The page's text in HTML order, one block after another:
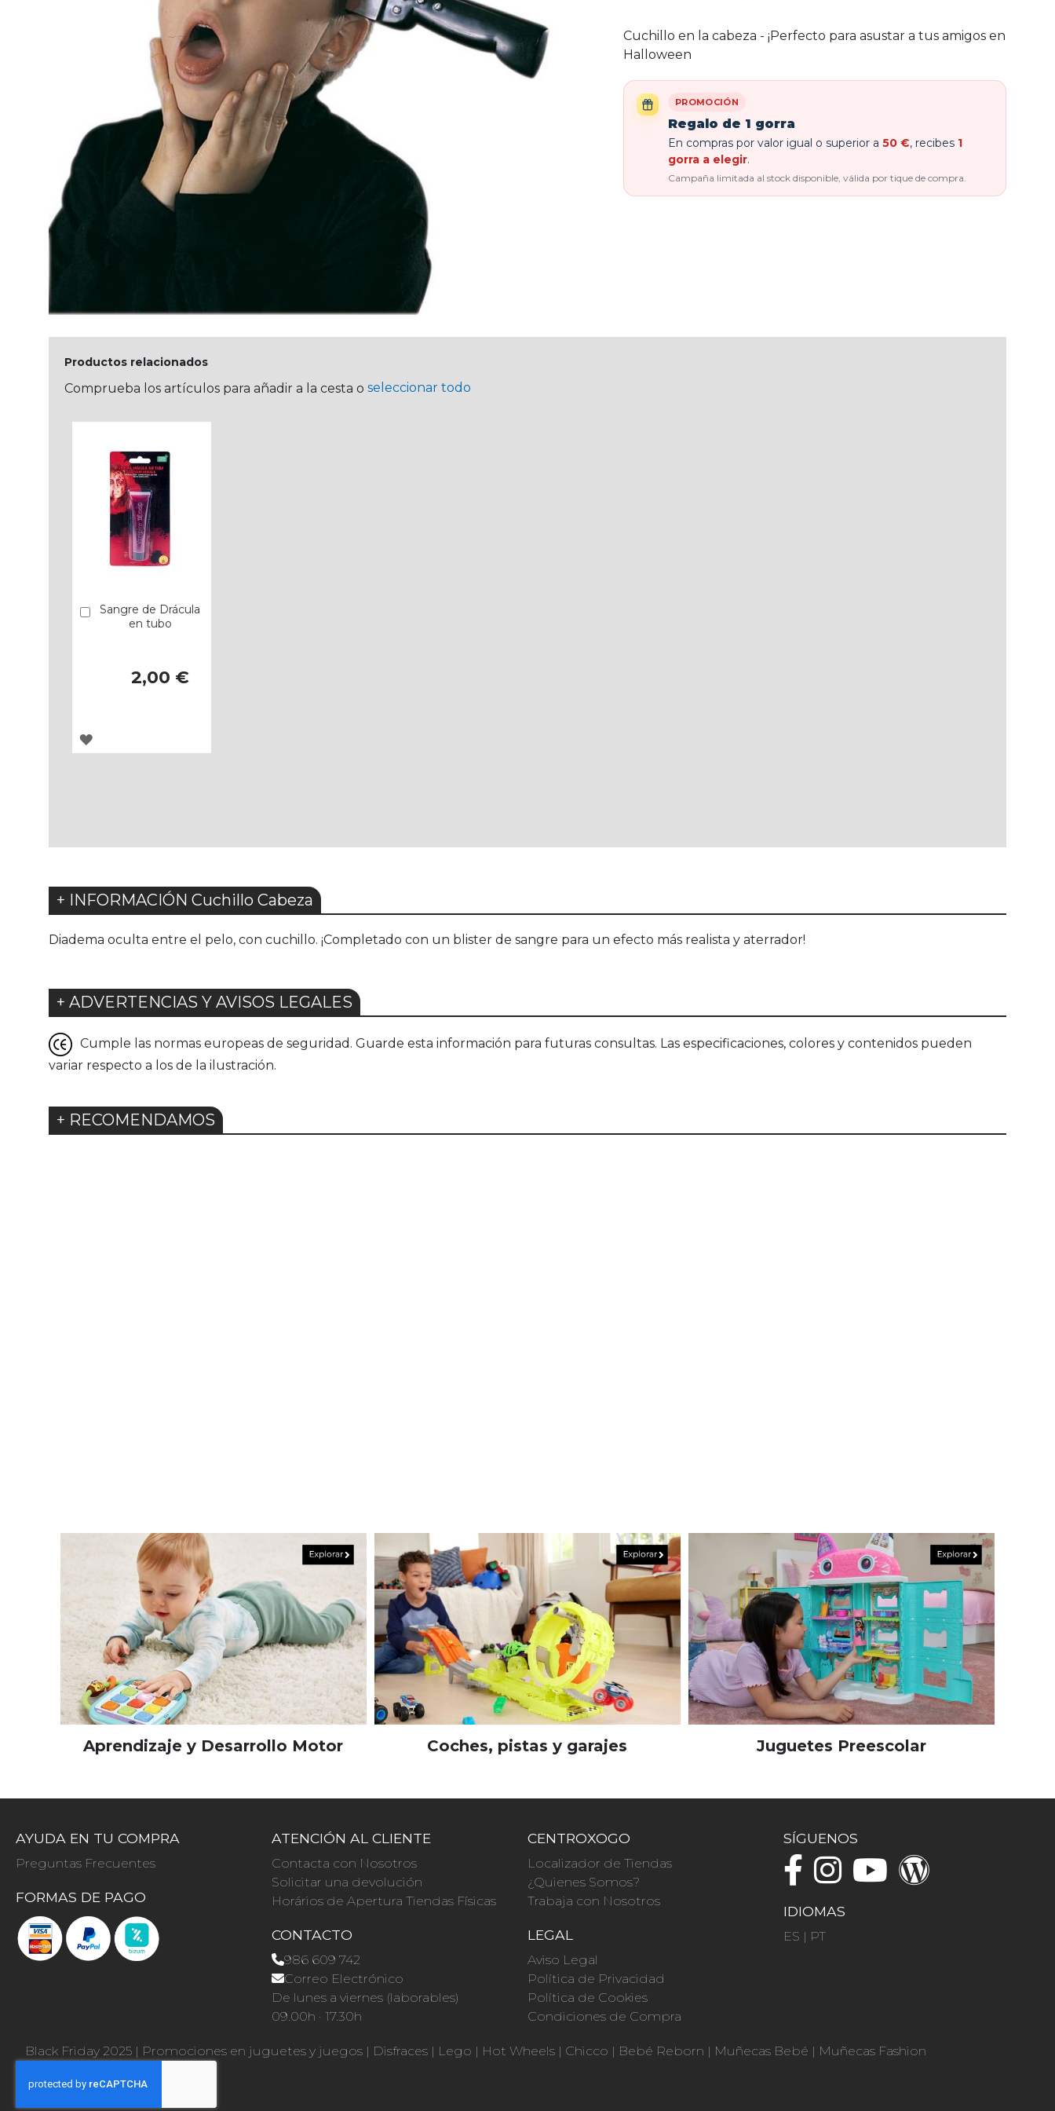
Cuchillo en la cabeza - ¡Perfecto para asustar a tus amigos en
Halloween
PROMOCIÓN
Regalo de 1 gorra
En compras por valor igual o superior a 50 €, recibes 1
gorra a elegir.
Campaña limitada al stock disponible, válida por tique de compra.
Productos relacionados
Comprueba los artículos para añadir a la cesta o seleccionar todo
Sangre de Drácula
en tubo
2,00 €
Añadir
AGREGAR
+ INFORMACIÓN Cuchillo Cabeza
Diadema oculta entre el pelo, con cuchillo. ¡Completado con un blister de sangre para un efecto más realista y aterrador!
+ ADVERTENCIAS Y AVISOS LEGALES
Cumple las normas europeas de seguridad. Guarde esta información para futuras consultas. Las especificaciones, colores y contenidos pueden
variar respecto a los de la ilustración.
+ RECOMENDAMOS
Aprendizaje y Desarrollo Motor Coches, pistas y garajes Juguetes Preescolar
AYUDA EN TU COMPRA
Preguntas Frecuentes
FORMAS DE PAGO
ATENCIÓN AL CLIENTE
Contacta con Nosotros
Solicitar una devolución
Horários de Apertura Tiendas Físicas
CONTACTO
986 609 742
Correo Electrónico
De lunes a viernes (laborables)
09.00h · 17.30h
CENTROXOGO
Localizador de Tiendas
¿Quienes Somos?
Trabaja con Nosotros
LEGAL
Aviso Legal
Política de Privacidad
Política de Cookies
Condiciones de Compra
SÍGUENOS
IDIOMAS
ES | PT
Black Friday 2025 | Promociones en juguetes y juegos | Disfraces | Lego | Hot Wheels | Chicco | Bebé Reborn | Muñecas Bebé | Muñecas Fashion